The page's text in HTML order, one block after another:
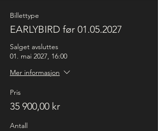
Billettype
EARLYBIRD før 01.05.2027
Salget avsluttes
01. mai 2027, 16:00
Mer informasjon
Pris
35 900,00 kr
Antall